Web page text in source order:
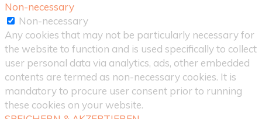
Non-necessary
Non-necessary
Any cookies that may not be particularly necessary for
the website to function and is used specifically to collect
user personal data via analytics, ads, other embedded
contents are termed as non-necessary cookies. It is
mandatory to procure user consent prior to running
these cookies on your website.